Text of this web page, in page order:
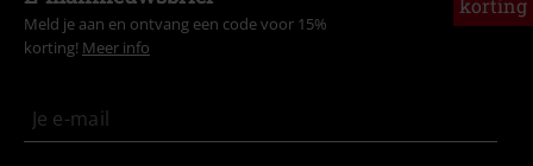
korting
Meld je aan en ontvang een code voor 15%
korting! Meer info